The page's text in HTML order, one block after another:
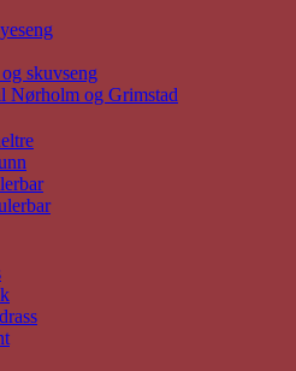
skuvseng
Nørholm og Grimstad